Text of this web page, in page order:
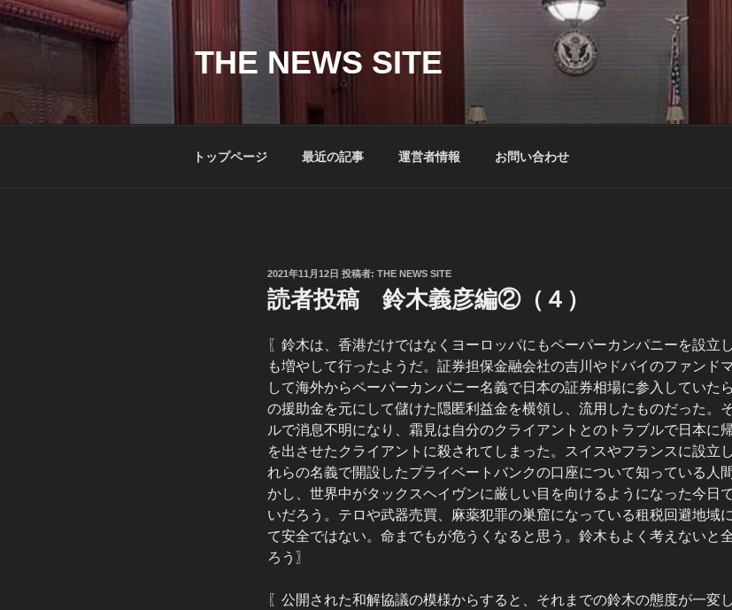
コ
ン
ツ
へ
THE NEWS SITE
トップページ 最近の記事 運営者情報 お問い合わせ
投
稿
日:
2021年11月12日 投稿者: THE NEWS SITE
読者投稿 鈴木義彦編②（４）
〖鈴木は、香港だけではなくヨーロッパにもペーパーカンパニーを設立
も増やして行ったようだ。証券担保金融会社の吉川やドバイのファンド
して海外からペーパーカンパニー名義で日本の証券相場に参入していた
の援助金を元にして儲けた隠匿利益金を横領し、流用したものだった。
ルで消息不明になり、霜見は自分のクライアントとのトラブルで日本に
を出させたクライアントに殺されてしまった。スイスやフランスに設立
れらの名義で開設したプライベートバンクの口座について知っている人
かし、世界中がタックスヘイヴンに厳しい目を向けるようになった今日
いだろう。テロや武器売買、麻薬犯罪の巣窟になっている租税回避地域
て安全ではない。命までもが危うくなると思う。鈴木もよく考えないと
ろう〗
〖公開された和解協議の模様からすると、それまでの鈴木の態度が一変